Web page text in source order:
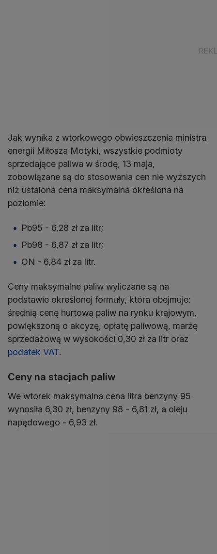
Jak wynika z wtorkowego obwieszczenia ministra
energii Miłosza Motyki, wszystkie podmioty
sprzedające paliwa w środę, 13 maja,
zobowiązane są do stosowania cen nie wyższych
niż ustalona cena maksymalna określona na
poziomie:
Pb95 - 6,28 zł za litr;
Pb98 - 6,87 zł za litr;
ON - 6,84 zł za litr.
Ceny maksymalne paliw wyliczane są na
podstawie określonej formuły, która obejmuje:
średnią cenę hurtową paliw na rynku krajowym,
powiększoną o akcyzę, opłatę paliwową, marżę
sprzedażową w wysokości 0,30 zł za litr oraz
podatek VAT.
Ceny na stacjach paliw
We wtorek maksymalna cena litra benzyny 95
wynosiła 6,30 zł, benzyny 98 - 6,81 zł, a oleju
napędowego - 6,93 zł.